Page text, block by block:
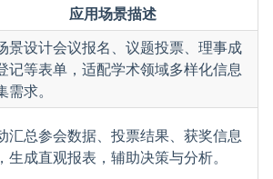
应用场景描述
景设计会议报名、议题投票、理事成
记等表单，适配学术领域多样化信息
需求。
汇总参会数据、投票结果、获奖信息
生成直观报表，辅助决策与分析。